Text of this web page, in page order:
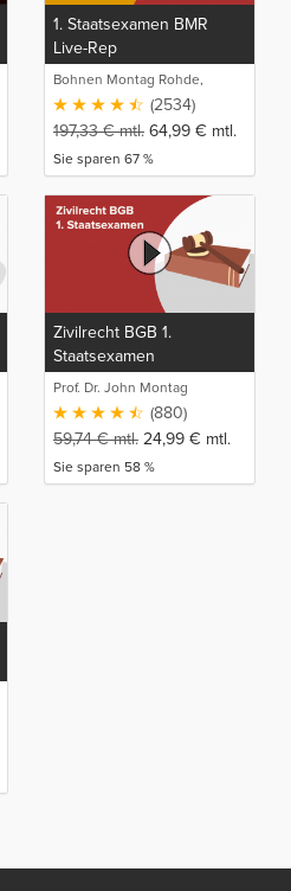
1. Staatsexamen BMR
Live-Rep
Bohnen Montag Rohde,
Juristische Intensivlehrgänge
(2534)
197,33€mtl. 64,99 € mtl.
Sie sparen 67 %
Zivilrecht BGB 1.
Staatsexamen
Prof. Dr. John Montag
(880)
59,74€mtl. 24,99 € mtl.
Sie sparen 58 %